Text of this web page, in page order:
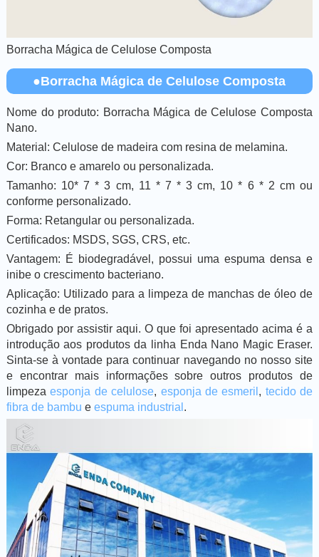
Borracha Mágica de Celulose Composta
●Borracha Mágica de Celulose Composta
Nome do produto: Borracha Mágica de Celulose Composta
Nano.
Material: Celulose de madeira com resina de melamina.
Cor: Branco e amarelo ou personalizada.
Tamanho: 10* 7 * 3 cm, 11 * 7 * 3 cm, 10 * 6 * 2 cm ou
conforme personalizado.
Forma: Retangular ou personalizada.
Certificados: MSDS, SGS, CRS, etc.
Vantagem: É biodegradável, possui uma espuma densa e
inibe o crescimento bacteriano.
Aplicação: Utilizado para a limpeza de manchas de óleo de
cozinha e de pratos.
Obrigado por assistir aqui. O que foi apresentado acima é a
introdução aos produtos da linha Enda Nano Magic Eraser.
Sinta-se à vontade para continuar navegando no nosso site
e encontrar mais informações sobre outros produtos de
limpezaesponja de celulose, esponja de esmeril , tecido de
fibra de bambu e espuma industrial .